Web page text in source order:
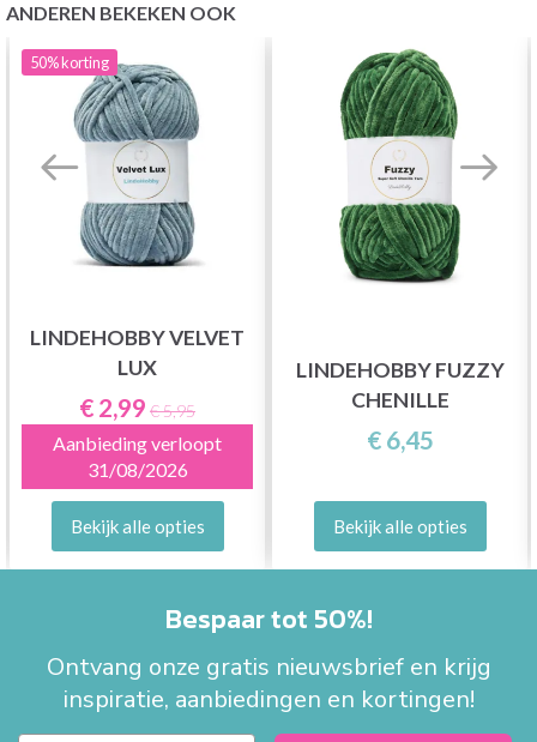
ANDEREN BEKEKEN OOK
50%korting
LINDEHOBBY VELVET
LUX
€ 2,99 € 5,95
Aanbieding verloopt
31/08/2026
Bekijk alle opties
LINDEHOBBY FUZZY
CHENILLE
€ 6,45
Bekijk alle opties
Bespaar tot 50%!
Ontvang onze gratis nieuwsbrief en krijg
inspiratie, aanbiedingen en kortingen!